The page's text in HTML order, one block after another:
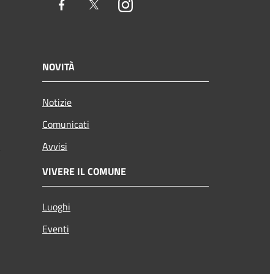
Facebook TwitterInstagram
NOVITÀ
Notizie
Comunicati
Avvisi
VIVERE IL COMUNE
Luoghi
Eventi